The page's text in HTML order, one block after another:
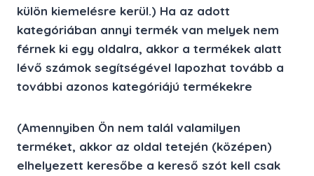
külön kiemelésre kerül.) Ha az adott
kategóriában annyi termék van melyek nem
férnek ki egy oldalra, akkor a termékek alatt
lévő számok segítségével lapozhat tovább a
további azonos kategóriájú termékekre
(Amennyiben Ön nem talál valamilyen
terméket, akkor az oldal tetején (középen)
elhelyezett keresőbe a kereső szót kell csak